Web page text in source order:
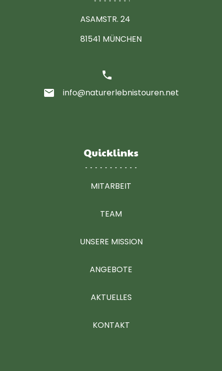
ASAMSTR. 24
81541 MÜNCHEN
phone
email
info@naturerlebnistouren.net
Quicklinks
MITARBEIT
TEAM
UNSERE MISSION
ANGEBOTE
AKTUELLES
KONTAKT